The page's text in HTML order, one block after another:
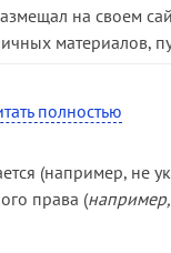
на своем
материалов,
признал
таким выводом не
форме, не
полностью
(например, не
права (